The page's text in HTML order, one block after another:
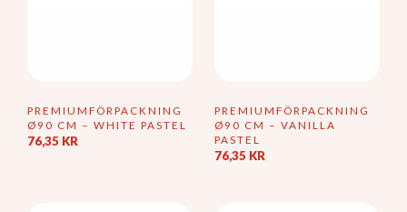
PREMIUMFÖRPACKNING
Ø90 CM – WHITE PASTEL
76,35 KR
PREMIUMFÖRPACKNING
Ø90 CM – VANILLA
PASTEL
76,35 KR